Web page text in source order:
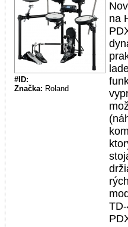
#ID:
Značka: Roland
na